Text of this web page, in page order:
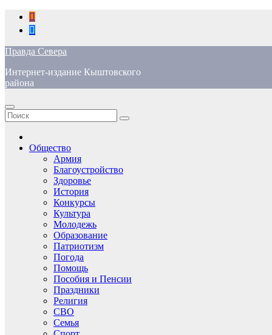
Перейти
содержимому
Правда Севера
Интернет-издание Кыштовского
района
Общество
Армия
Благоустройство
Здоровье
История
Конкурсы
Культура
Молодежь
Образование
Патриотизм
Погода
Помощь
Пособия и Пенсии
Праздники
Религия
СВО
Семья